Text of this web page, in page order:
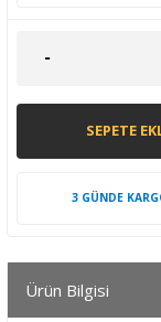
SEPETE
3 GÜNDE
Ürün Bilgisi